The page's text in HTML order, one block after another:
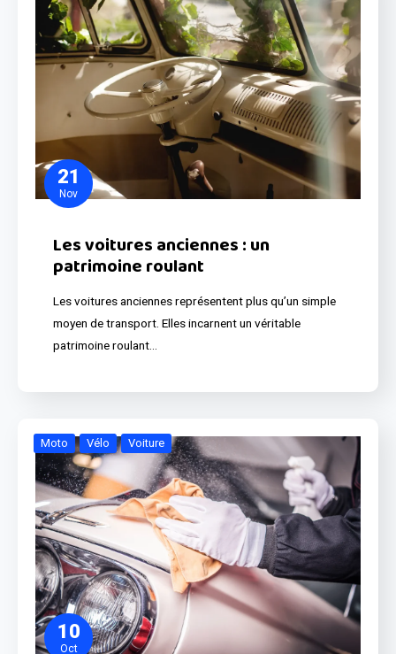
21
Nov
Les voitures anciennes : un
patrimoine roulant
Les voitures anciennes représentent plus qu’un simple
moyen de transport. Elles incarnent un véritable
patrimoine roulant…
10
Oct
Moto Vélo Voiture